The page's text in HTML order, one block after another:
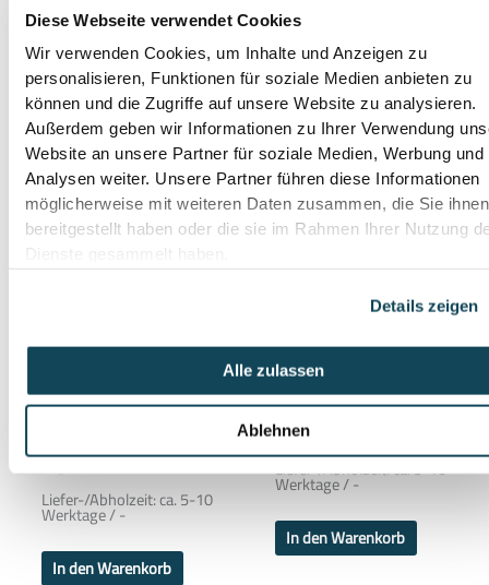
Diese Webseite verwendet Cookies
Wir verwenden Cookies, um Inhalte und Anzeigen zu
personalisieren, Funktionen für soziale Medien anbieten zu
können und die Zugriffe auf unsere Website zu analysieren.
Außerdem geben wir Informationen zu Ihrer Verwendung
Website an unsere Partner für soziale Medien, Werbung und
Analysen weiter. Unsere Partner führen diese Informationen
möglicherweise mit weiteren Daten zusammen, die Sie ihnen
bereitgestellt haben oder die sie im Rahmen Ihrer Nutzung
Details zeigen
Alle zulassen
Ablehnen
Liefer-/Abholzeit:ca. 5-10
Werktage / -
In den Warenkorb
Liefer-/Abholzeit:
Werktage / -
In den Warenkorb
B17 Handlauf Edelstahl
51,00€
22,67€/1000mm
zzgl.Versandkosten
Liefer-/Abholzeit:ca. 5-10
Werktage / -
In den Warenkorb
EB6 Edelstahl V2A
Bodenmontage 1,5 m
261,00€
174,00€
inkl. 19 % MwSt.
zzgl.Versandkosten
Liefer-/Abholzeit:ca. 5-10
Werktage / -
In den Warenkorb